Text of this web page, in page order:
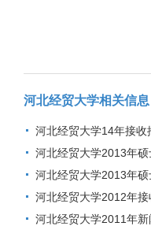
河北经贸大学相关信息
河北经贸大学14年接
河北经贸大学2013年
河北经贸大学2013年
河北经贸大学2012年
河北经贸大学2011年新